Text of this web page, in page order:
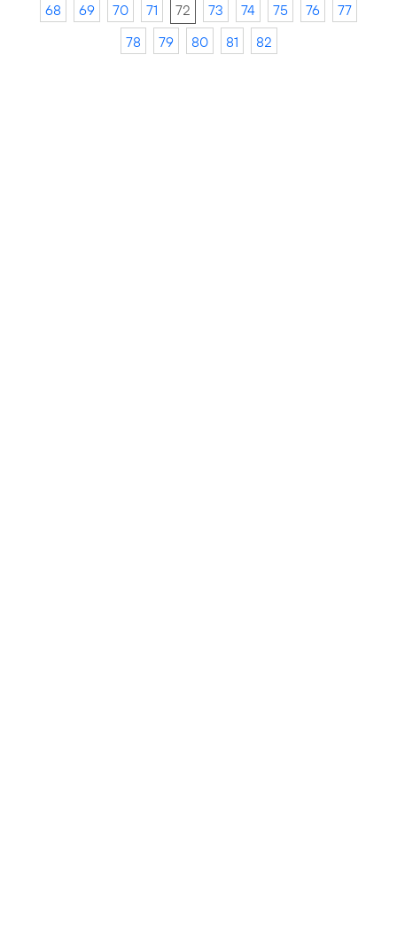
68
69 70 71 72 73 74 75 76
77
78
79 80 81 82